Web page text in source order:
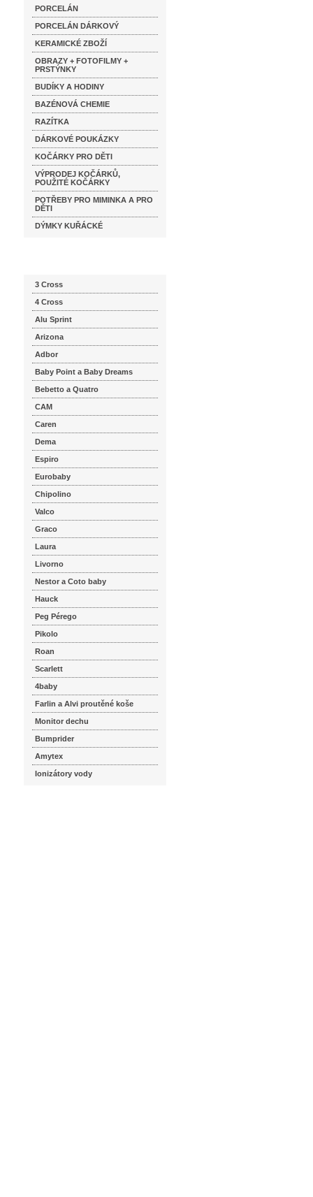
PORCELÁN
PORCELÁN DÁRKOVÝ
KERAMICKÉ ZBOŽÍ
OBRAZY + FOTOFILMY +
PRSTÝNKY
BUDÍKY A HODINY
BAZÉNOVÁ CHEMIE
RAZÍTKA
DÁRKOVÉ POUKÁZKY
KOČÁRKY PRO DĚTI
VÝPRODEJ KOČÁRKŮ,
POUŽITÉ KOČÁRKY
POTŘEBY PRO MIMINKA A PRO
DĚTI
DÝMKY KUŘÁCKÉ
3 Cross
4 Cross
Alu Sprint
Arizona
Adbor
Baby Point a Baby Dreams
Bebetto a Quatro
CAM
Caren
Dema
Espiro
Eurobaby
Chipolino
Valco
Graco
Laura
Livorno
Nestor a Coto baby
Hauck
Peg Pérego
Pikolo
Roan
Scarlett
4baby
Farlin a Alvi proutěné koše
Monitor dechu
Bumprider
Amytex
Ionizátory vody